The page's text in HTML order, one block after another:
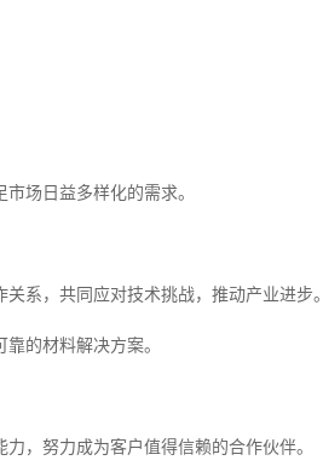
场日益多样化的需求。
系，共同应对技术挑战，推动产业进步。
的材料解决方案。
，努力成为客户值得信赖的合作伙伴。